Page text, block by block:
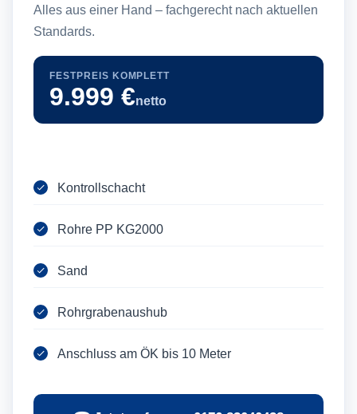
Alles aus einer Hand – fachgerecht nach aktuellen
Standards.
FESTPREIS KOMPLETT
9.999 €netto
Kontrollschacht
Rohre PP KG2000
Sand
Rohrgrabenaushub
Anschluss am ÖK bis 10 Meter